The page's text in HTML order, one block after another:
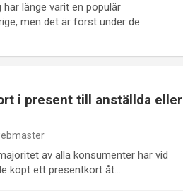
länge varit en populär
men det är först under de
i present till anställda eller
av alla konsumenter har vid
köpt ett presentkort åt…